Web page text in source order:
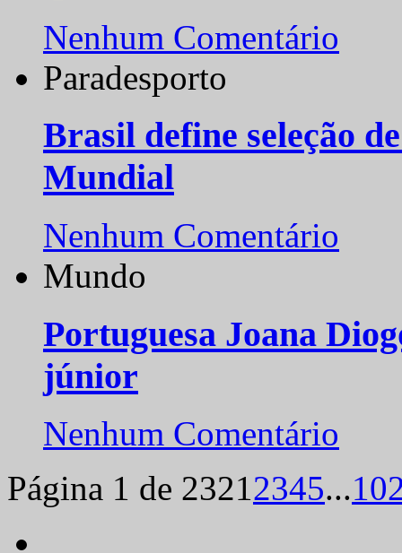
Nenhum Comentário
Paradesporto
Brasil define seleção
Mundial
Nenhum Comentário
Mundo
Portuguesa Joana
júnior
Nenhum Comentário
Página 1 de 23212345...10